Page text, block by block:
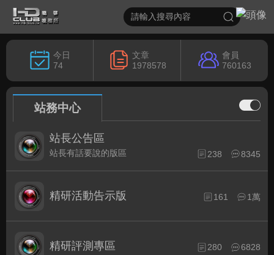
今日
74
文章
1978578
會員
760163
站務中心
站長公告區
站長有話要說的版區 238 8345
精研活動告示版 161 1萬
精研評測專區 280 6828